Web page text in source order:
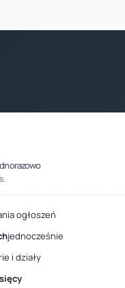
ogłoszeń
jednocześnie
i działy